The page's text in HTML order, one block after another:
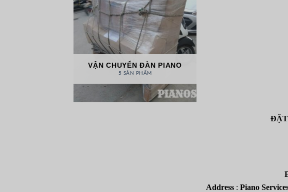
VẬN CHUYỂN ĐÀN PIANO
5 SẢN PHẨM
ĐẶT
Address: Piano